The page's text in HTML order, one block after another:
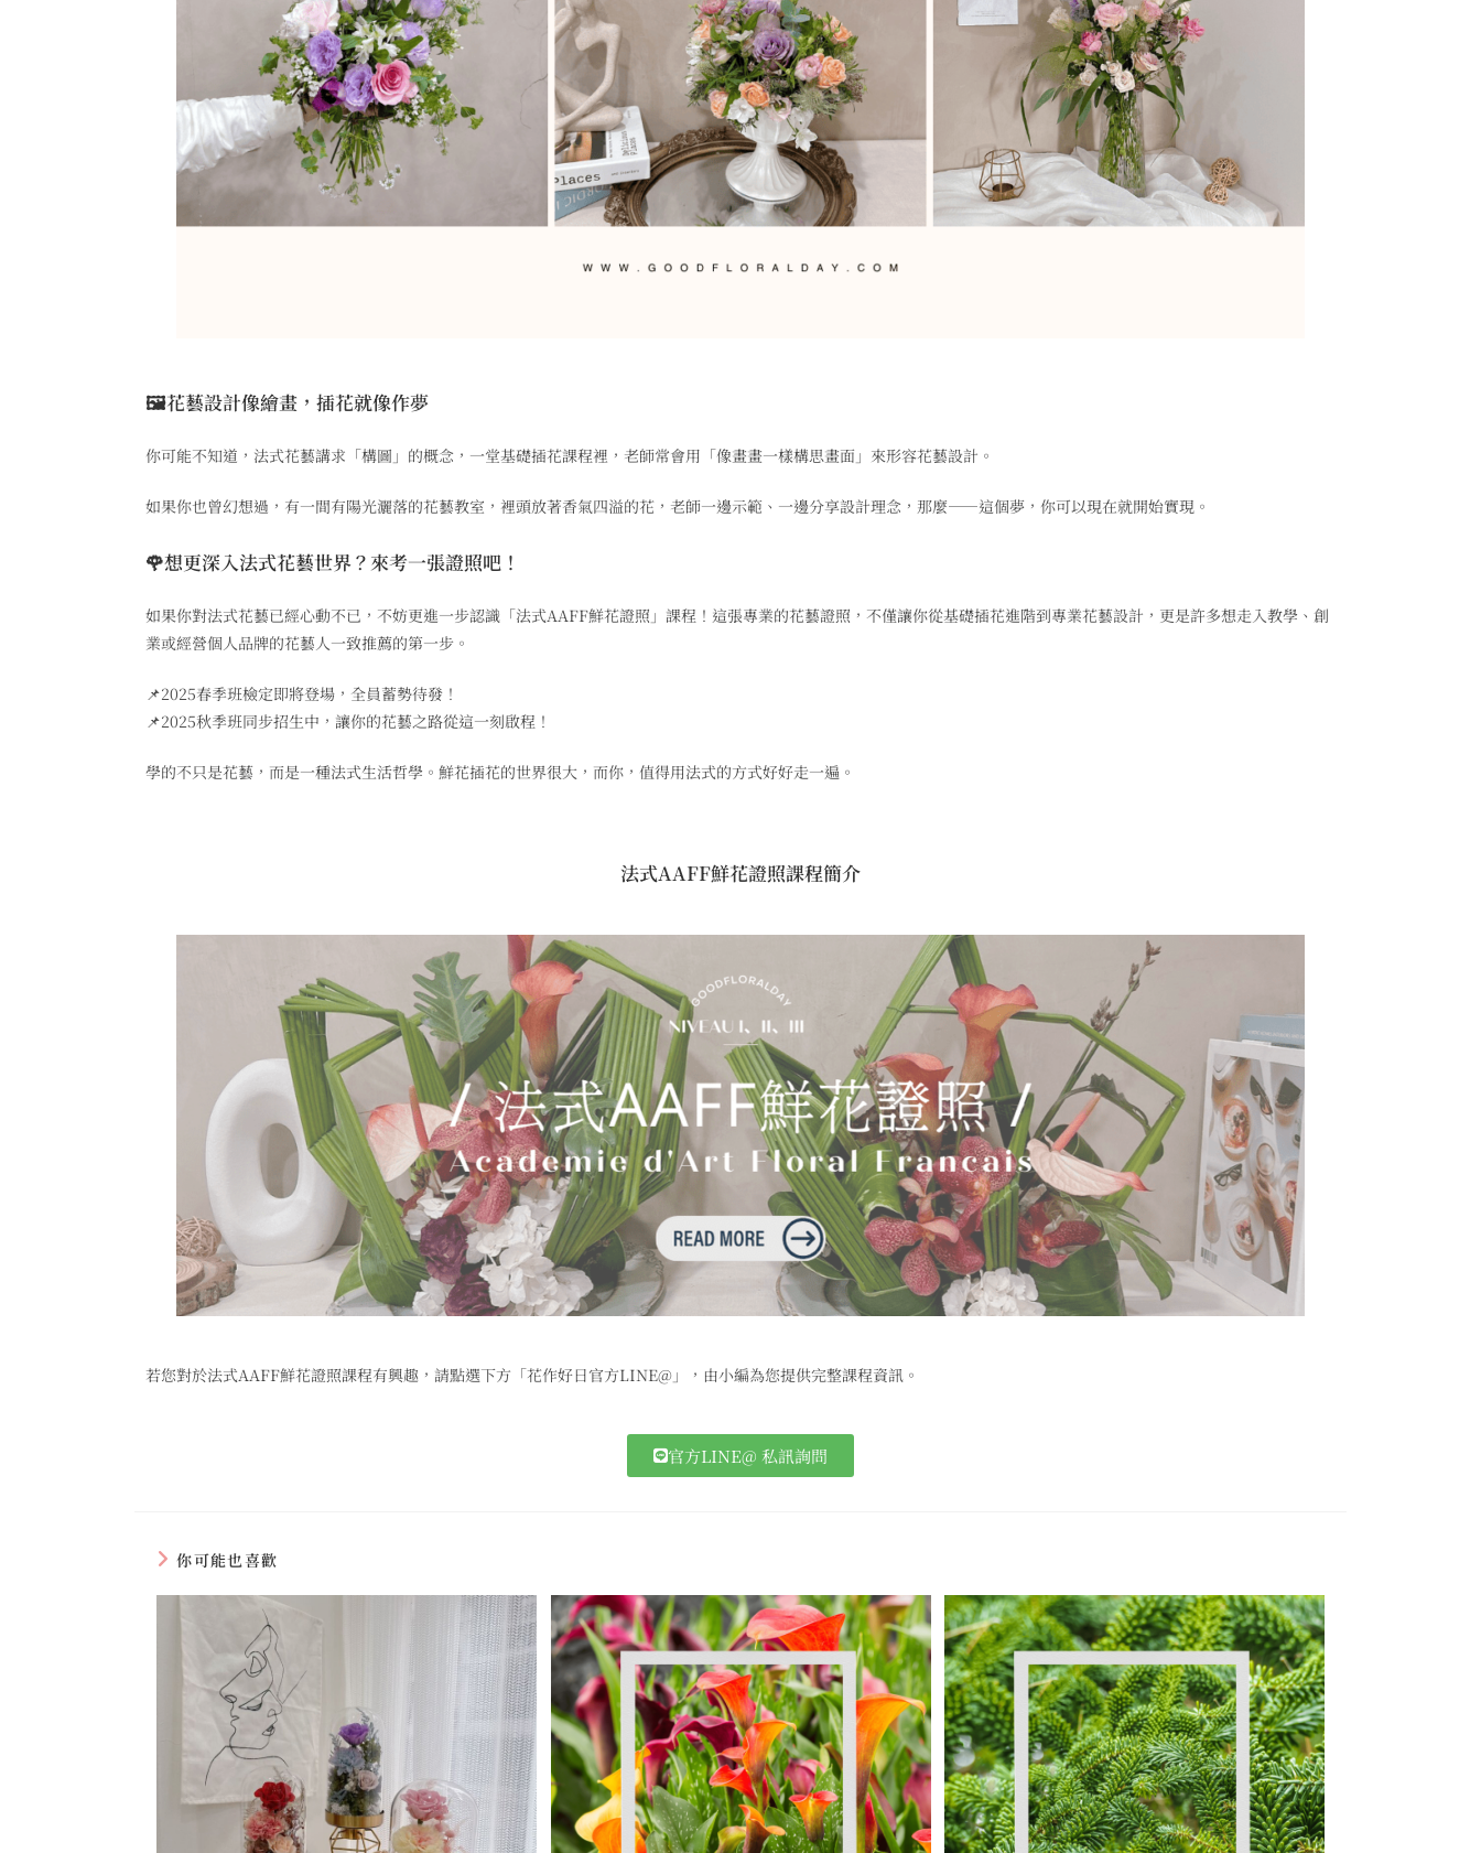
🖼花藝設計像繪畫，插花就像作夢
你可能不知道，法式花藝講求「構圖」的概念，一堂基礎插花課程裡，老師常會用「像畫畫一樣構思畫面」來形容花藝設計。
如果你也曾幻想過，有一間有陽光灑落的花藝教室，裡頭放著香氣四溢的花，老師一邊示範、一邊分享設計理念，那麼——這個夢，你可以現在就開始實現。
🌹想更深入法式花藝世界？來考一張證照吧！
如果你對法式花藝已經心動不已，不妨更進一步認識「法式AAFF鮮花證照」課程！這張專業的花藝證照，不僅讓你從基礎插花進階到專業花藝設計，更是許多想走入教學、創
業或經營個人品牌的花藝人一致推薦的第一步。
📌2025春季班檢定即將登場，全員蓄勢待發！
📌2025秋季班同步招生中，讓你的花藝之路從這一刻啟程！
學的不只是花藝，而是一種法式生活哲學。鮮花插花的世界很大，而你，值得用法式的方式好好走一遍。
法式AAFF鮮花證照課程簡介
若您對於法式AAFF鮮花證照課程有興趣，請點選下方「花作好日官方LINE@」，由小編為您提供完整課程資訊。
官方LINE@ 私訊詢問
你可能也喜歡